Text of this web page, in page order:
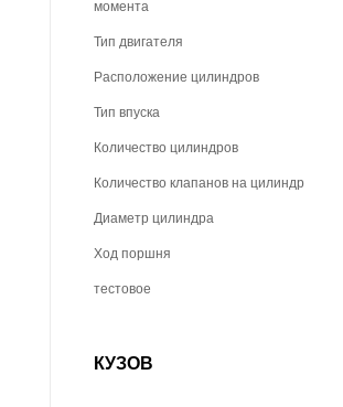
момента
Тип двигателя
Расположение цилиндров
Тип впуска
Количество цилиндров
Количество клапанов на цилиндр
Диаметр цилиндра
Ход поршня
тестовое
КУЗОВ